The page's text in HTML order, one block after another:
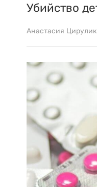
Убийство
Анастасия Цирулик